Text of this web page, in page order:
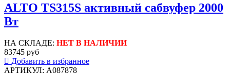
ALTO TS315S активный сабвуфер 2000
Вт
НА СКЛАДЕ: НЕТ В НАЛИЧИИ
83745 руб
Добавить в избранное
АРТИКУЛ: A087878